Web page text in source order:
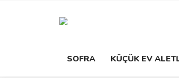
SOFRA KÜÇÜK EV